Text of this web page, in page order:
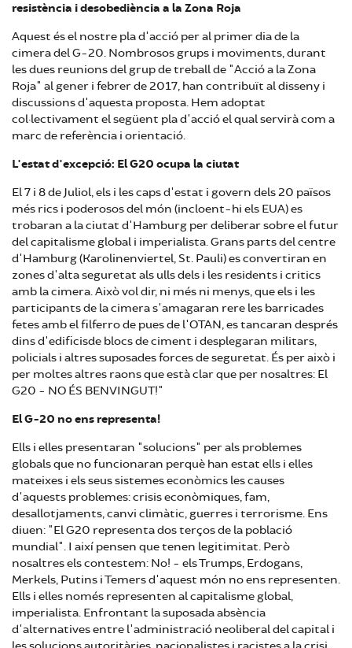
resistència i desobediència a la Zona Roja
Aquest és el nostre pla d'acció per al primer dia de la
cimera del G-20. Nombrosos grups i moviments, durant
les dues reunions del grup de treball de "Acció a la Zona
Roja" al gener i febrer de 2017, han contribuït al disseny i
discussions d'aquesta proposta. Hem adoptat
col·lectivament el següent pla d'acció el qual servirà com a
marc de referència i orientació.
L'estat d'excepció: El G20 ocupa la ciutat
El 7 i 8 de Juliol, els i les caps d'estat i govern dels 20 països
més rics i poderosos del món (incloent-hi els EUA) es
trobaran a la ciutat d'Hamburg per deliberar sobre el futur
del capitalisme global i imperialista. Grans parts del centre
d'Hamburg (Karolinenviertel, St. Pauli) es convertiran en
zones d'alta seguretat als ulls dels i les residents i critics
amb la cimera. Això vol dir, ni més ni menys, que els i les
participants de la cimera s'amagaran rere les barricades
fetes amb el filferro de pues de l'OTAN, es tancaran després
dins d'edificisde blocs de ciment i desplegaran militars,
policials i altres suposades forces de seguretat. És per això i
per moltes altres raons que està clar que per nosaltres: El
G20 - NO ÉS BENVINGUT!"
El G-20 no ens representa!
Ells i elles presentaran "solucions" per als problemes
globals que no funcionaran perquè han estat ells i elles
mateixes i els seus sistemes econòmics les causes
d'aquests problemes: crisis econòmiques, fam,
desallotjaments, canvi climàtic, guerres i terrorisme. Ens
diuen: "El G20 representa dos terços de la població
mundial". I així pensen que tenen legitimitat. Però
nosaltres els contestem: No! - els Trumps, Erdogans,
Merkels, Putins i Temers d'aquest món no ens representen.
Ells i elles només representen al capitalisme global,
imperialista. Enfrontant la suposada absència
d'alternatives entre l'administració neoliberal del capital i